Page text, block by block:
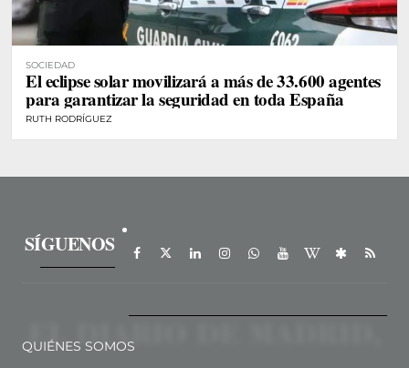
SOCIEDAD
El eclipse solar movilizará a más de 33.600 agentes
para garantizar la seguridad en toda España
RUTH RODRÍGUEZ
SÍGUENOS
QUIÉNES SOMOS